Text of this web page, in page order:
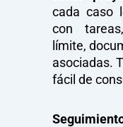
cada caso
con
límite,
asociadas.
fácil de